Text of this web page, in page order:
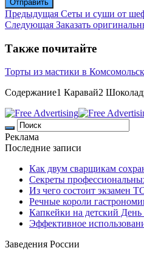
Предыдущая Сеты и суши от шеф
Следующая Заказать
Также почитайте
Торты из мастики в
Содержание1 Каравай2
Реклама
Последние записи
Как двум сварщикам
Секреты
Из чего состоит экзамен
Речные короли
Капкейки на детский День
Эффективное
Заведения России